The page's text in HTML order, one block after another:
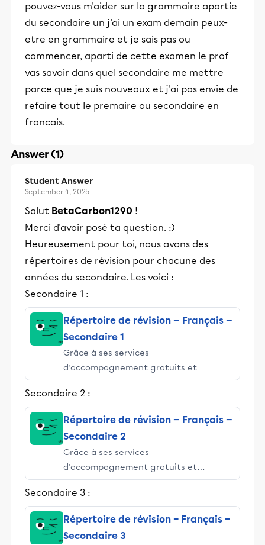
pouvez-vous m'aider sur la grammaire apartie
du secondaire un j'ai un exam demain peux-
etre en grammaire et je sais pas ou
commencer, aparti de cette examen le prof
vas savoir dans quel secondaire me mettre
parce que je suis nouveaux et j'ai pas envie de
refaire tout le premaire ou secondaire en
francais.
Answer (1)
Student Answer
September 4, 2025
Salut BetaCarbon1290 !
Merci d'avoir posé ta question. :)
Heureusement pour toi, nous avons des
répertoires de révision pour chacune des
années du secondaire. Les voici :
Secondaire 1 :
Répertoire de révision — Français —
Secondaire 1
Grâce à ses services
d’accompagnement gratuits et
stimulants, Alloprof engage les élèves
et leurs parents dans la réussite
Secondaire 2 :
Répertoire de révision — Français —
Secondaire 2
Grâce à ses services
d’accompagnement gratuits et
stimulants, Alloprof engage les élèves
et leurs parents dans la réussite
Secondaire 3 :
Répertoire de révision – Français –
Secondaire 3